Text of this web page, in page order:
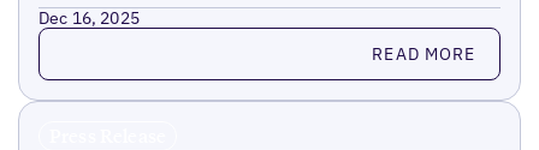
Dec 16, 2025
Read more READ MORE